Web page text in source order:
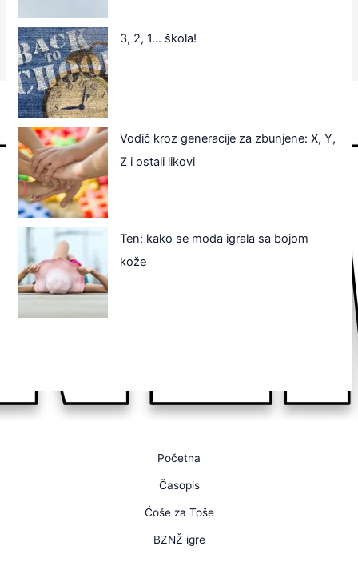
3, 2, 1… škola!
Vodič kroz generacije za zbunjene: X, Y,
Z i ostali likovi
Ten: kako se moda igrala sa bojom
kože
Početna
Časopis
Ćoše za Toše
BZNŽ igre